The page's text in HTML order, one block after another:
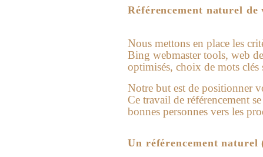
Référencement naturel
Nous mettons en place les
Bing webmaster tools, web
optimisés, choix de mots
Notre but est de positionner
Ce travail de référencement
bonnes personnes vers les
Un référencement